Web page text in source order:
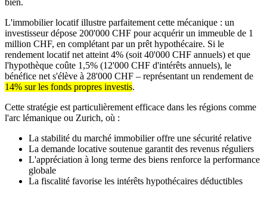
bien.
L'immobilier locatif illustre parfaitement cette mécanique : un
investisseur dépose 200'000 CHF pour acquérir un immeuble de 1
million CHF, en complétant par un prêt hypothécaire. Si le
rendement locatif net atteint 4% (soit 40'000 CHF annuels) et que
l'hypothèque coûte 1,5% (12'000 CHF d'intérêts annuels), le
bénéfice net s'élève à 28'000 CHF – représentant un rendement de
14% sur les fonds propres investis.
Cette stratégie est particulièrement efficace dans les régions comme
l'arc lémanique ou Zurich, où :
La stabilité du marché immobilier offre une sécurité relative
La demande locative soutenue garantit des revenus réguliers
L'appréciation à long terme des biens renforce la performance
globale
La fiscalité favorise les intérêts hypothécaires déductibles